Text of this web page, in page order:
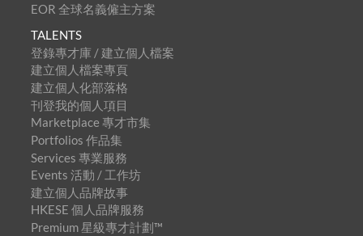
EOR 全球名義僱主方案
TALENTS
登錄專才庫 / 建立個人檔案
建立個人檔案專頁
建立個人化部落格
刊登我的個人項目
Marketplace 專才市集
Portfolios 作品集
Services 專業服務
Events 活動 / 工作坊
建立個人品牌故事
HKESE 個人品牌服務
Premium 星級專才計劃™